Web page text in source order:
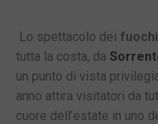
Lo spettacolo dei
tutta la costa, da
un punto di vista
anno attira visitatori da
cuore dell’estate in uno